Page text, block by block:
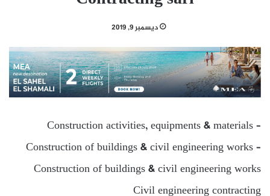
ديسمبر 9, 2019
Construction activities, equipments & materials –
Construction of buildings & civil engineering works –
Construction of buildings & civil engineering works
Civil engineering contracting